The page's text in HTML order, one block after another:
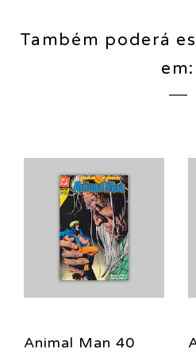
Também poderá
em:
Animal Man 40